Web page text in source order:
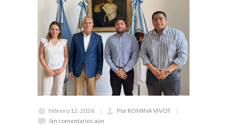
febrero 12, 2026
Por ROMINA VIVOT
Sin comentarios aún